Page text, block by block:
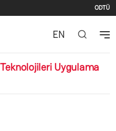
ODTÜ
Uygulama
EN